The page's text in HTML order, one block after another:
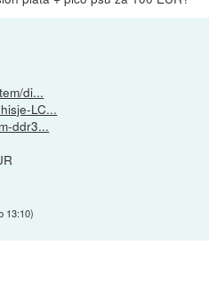
di...
LC...
ddr3...
13:10)